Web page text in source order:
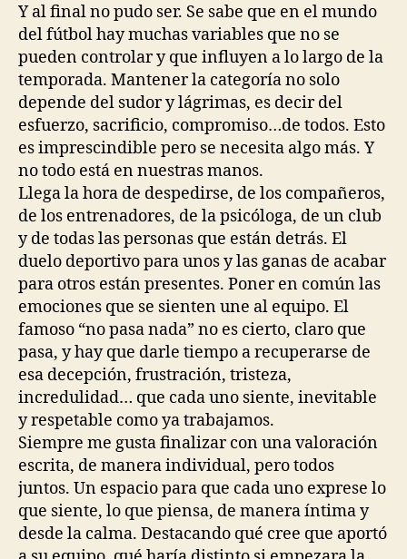
Y al final no pudo ser. Se sabe que en el mundo
del fútbol hay muchas variables que no se
pueden controlar y que influyen a lo largo de la
temporada. Mantener la categoría no solo
depende del sudor y lágrimas, es decir del
esfuerzo, sacrificio, compromiso…de todos. Esto
es imprescindible pero se necesita algo más. Y
no todo está en nuestras manos.
Llega la hora de despedirse, de los compañeros,
de los entrenadores, de la psicóloga, de un club
y de todas las personas que están detrás. El
duelo deportivo para unos y las ganas de acabar
para otros están presentes. Poner en común las
emociones que se sienten une al equipo. El
famoso “no pasa nada” no es cierto, claro que
pasa, y hay que darle tiempo a recuperarse de
esa decepción, frustración, tristeza,
incredulidad… que cada uno siente, inevitable
y respetable como ya trabajamos.
Siempre me gusta finalizar con una valoración
escrita, de manera individual, pero todos
juntos. Un espacio para que cada uno exprese lo
que siente, lo que piensa, de manera íntima y
desde la calma. Destacando qué cree que aportó